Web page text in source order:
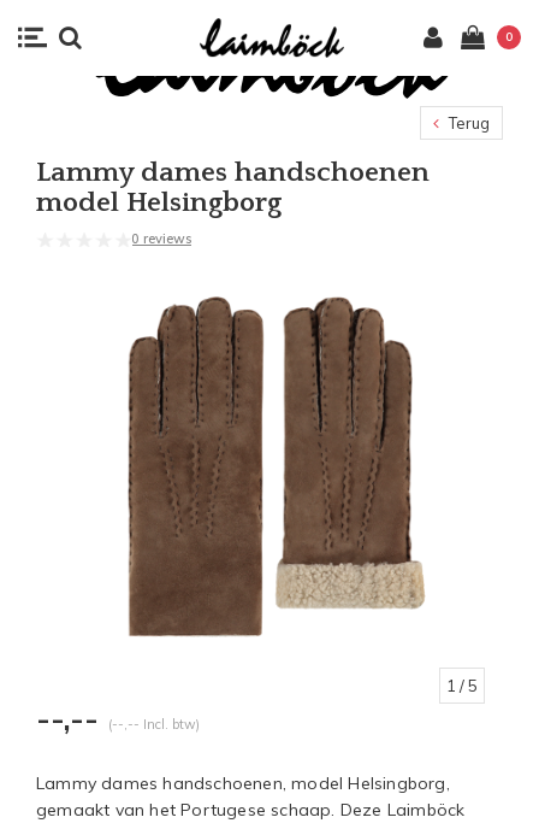
0
Terug
Lammy dames handschoenen
model Helsingborg
0 reviews
1 / 5
--,-- (--,-- Incl. btw)
Lammy dames handschoenen, model Helsingborg,
gemaakt van het Portugese schaap. Deze Laimböck